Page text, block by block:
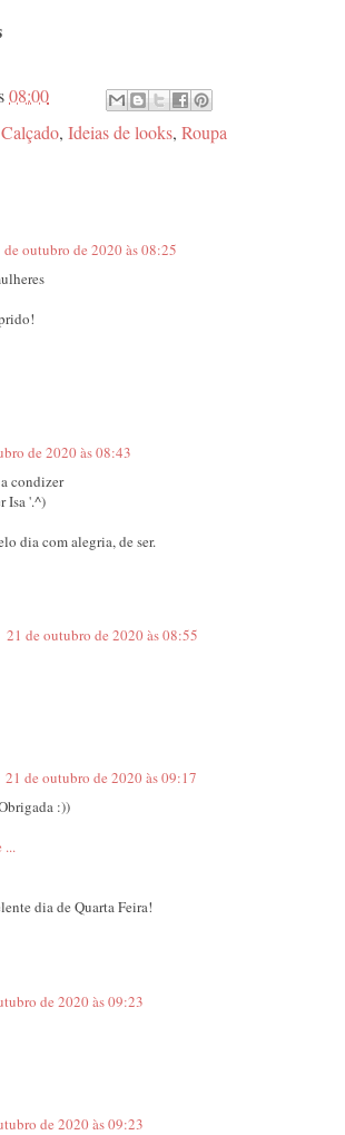
08:00
Calçado, Ideias de looks, Roupa
de outubro de 2020 às 08:25
de 2020 às 08:43
condizer
Isa '.^)
dia com alegria, de ser.
21 de outubro de 2020 às 08:55
21 de outubro de 2020 às 09:17
:))
...
dia de Quarta Feira!
de 2020 às 09:23
de 2020 às 09:23